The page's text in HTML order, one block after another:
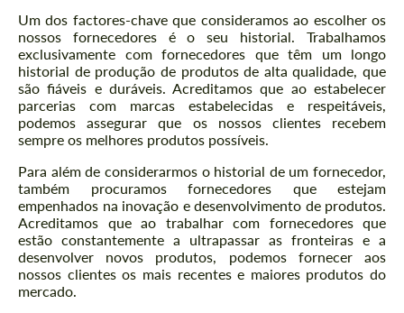
Um dos factores-chave que consideramos ao escolher os
nossos fornecedores é o seu historial. Trabalhamos
exclusivamente com fornecedores que têm um longo
historial de produção de produtos de alta qualidade, que
são fiáveis e duráveis. Acreditamos que ao estabelecer
parcerias com marcas estabelecidas e respeitáveis,
podemos assegurar que os nossos clientes recebem
sempre os melhores produtos possíveis.
Para além de considerarmos o historial de um fornecedor,
também procuramos fornecedores que estejam
empenhados na inovação e desenvolvimento de produtos.
Acreditamos que ao trabalhar com fornecedores que
estão constantemente a ultrapassar as fronteiras e a
desenvolver novos produtos, podemos fornecer aos
nossos clientes os mais recentes e maiores produtos do
mercado.